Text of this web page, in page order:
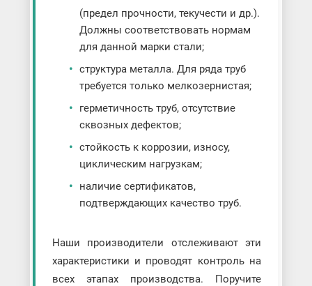
(предел прочности, текучести и др.).
Должны соответствовать нормам
для данной марки стали;
структура металла. Для ряда труб
требуется только мелкозернистая;
герметичность труб, отсутствие
сквозных дефектов;
стойкость к коррозии, износу,
циклическим нагрузкам;
наличие сертификатов,
подтверждающих качество труб.
Наши производители отслеживают эти
характеристики и проводят контроль на
всех этапах производства. Поручите